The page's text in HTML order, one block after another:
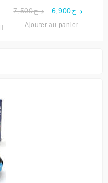
د.ج7,500
Le
د.ج6,900
Le
Ajouter au panier